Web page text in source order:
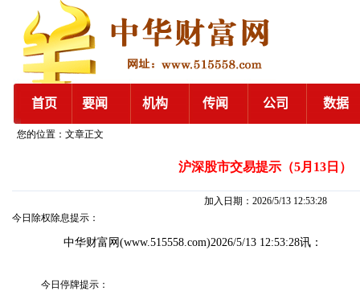
您的位置：文章正文
沪深股市交易提示（5月13日）
加入日期：2026/5/13 12:53:28
今日除权除息提示：
中华财富网 (www.515558.com)2026/5/13 12:53:28讯：
今日停牌提示：